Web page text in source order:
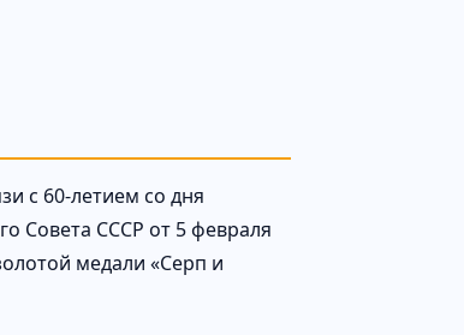
с 60-летием со дня
Совета СССР от 5 февраля
медали «Серп и